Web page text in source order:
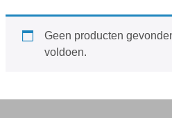
Geen producten
voldoen.